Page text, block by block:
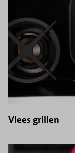
Vlees grillen